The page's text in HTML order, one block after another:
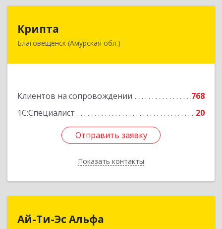
Крипта
Благовещенск (Амурская обл.)
Клиентов на сопровождении
768
1С:Специалист
20
Отправить заявку
Показать контакты
675000, Амурская обл, Благовещенск г,
Отправить заявку
Назад
Ай-Ти-Эс Альфа